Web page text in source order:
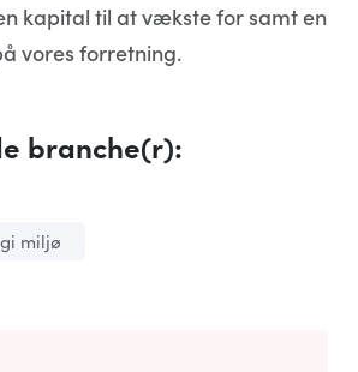
kapital til at vækste for samt en
vores forretning.
branche(r):
miljø